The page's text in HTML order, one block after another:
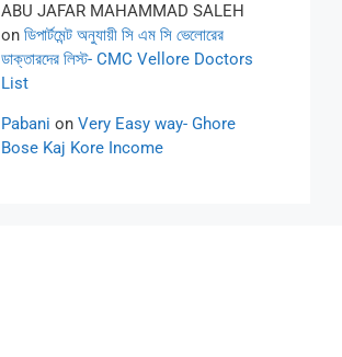
ABU JAFAR MAHAMMAD SALEH
onডিপার্টমেন্ট অনুযায়ী সি এম সি ভেলোরের
ডাক্তারদের লিস্ট- CMC Vellore Doctors
List
Pabani onVery Easy way- Ghore
Bose Kaj Kore Income